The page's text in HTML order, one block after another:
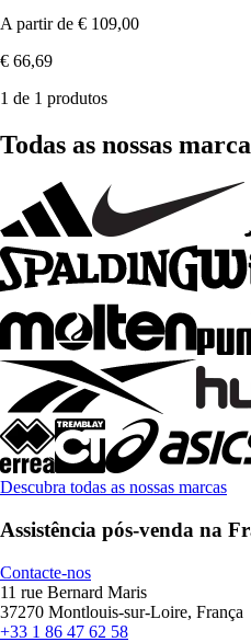
A partir de € 109,00
€ 66,69
1 de 1 produtos
Todas as nossas
Descubra todas as nossas marcas
Assistência pós-venda na
Contacte-nos
11 rue Bernard Maris
37270 Montlouis-sur-Loire, França
+33 1 86 47 62 58